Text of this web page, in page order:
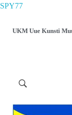
SPY77
UKM Uue Kunsti